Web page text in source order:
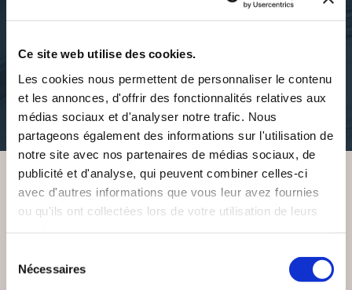
Ce site web utilise des cookies.
Les cookies nous permettent de personnaliser le contenu
et les annonces, d'offrir des fonctionnalités relatives aux
médias sociaux et d'analyser notre trafic. Nous
partageons également des informations sur l'utilisation de
notre site avec nos partenaires de médias sociaux, de
publicité et d'analyse, qui peuvent combiner celles-ci
avec d'autres informations que vous leur avez fournies
ou qu'ils ont collectées lors de votre utilisation de leurs
Nécessaires
L'ÉTRANGE TOMBEAU
romans
17€00
Eriq DUSENVEUX
TROIS SAISONS ET
romans
17€00
VOUS AIMEREZ AUSSI